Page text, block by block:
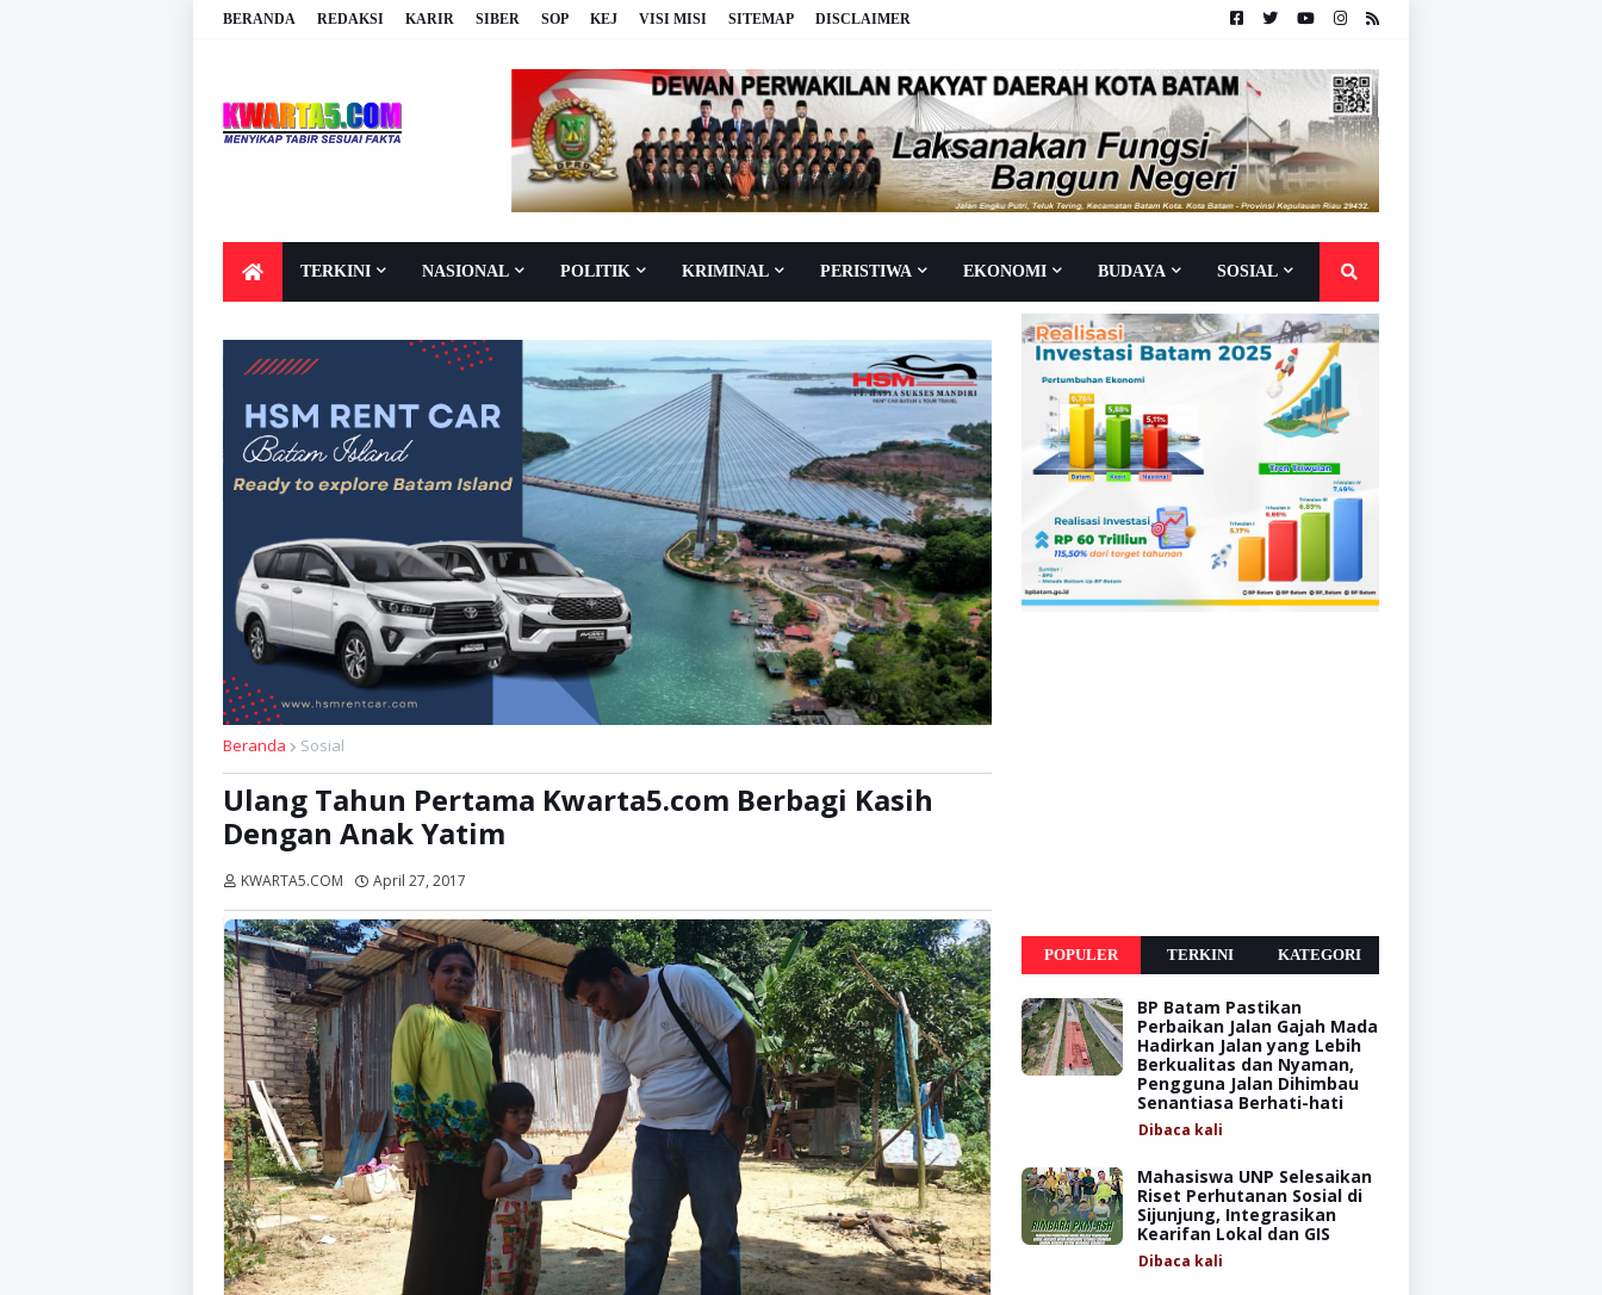
BERANDA REDAKSI KARIR SIBER SOP KEJ VISI MISI SITEMAP DISCLAIMER
TERKINI NASIONAL POLITIK KRIMINAL PERISTIWA EKONOMI BUDAYA SOSIAL
Beranda Sosial
Ulang Tahun Pertama Kwarta5.com Berbagi Kasih
Dengan Anak Yatim
KWARTA5.COM April 27, 2017
POPULER TERKINI KATEGORI
BP Batam Pastikan
Perbaikan Jalan Gajah Mada
Hadirkan Jalan yang Lebih
Berkualitas dan Nyaman,
Pengguna Jalan Dihimbau
Senantiasa Berhati-hati
Dibaca kali
Mahasiswa UNP Selesaikan
Riset Perhutanan Sosial di
Sijunjung, Integrasikan
Kearifan Lokal dan GIS
Dibaca kali